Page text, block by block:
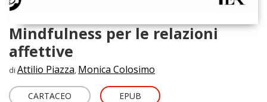
Mindfulness per le relazioni
affettive
di Attilio Piazza, Monica Colosimo
CARTACEO EPUB